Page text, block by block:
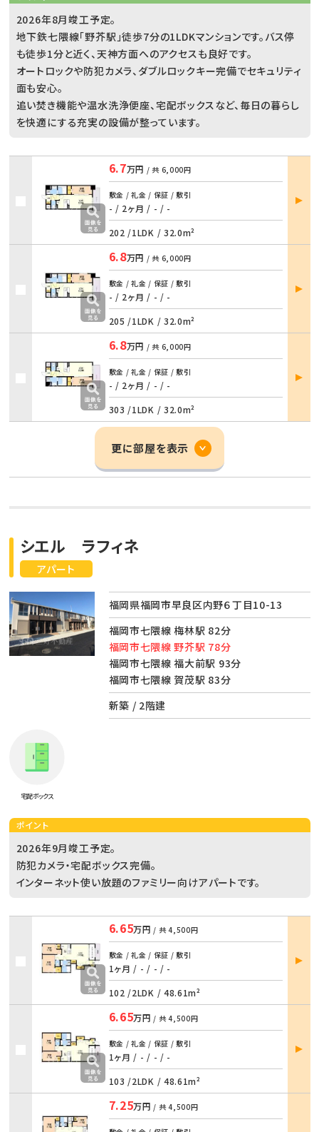
2026年8月竣工予定。
地下鉄七隈線「野芥駅」徒歩7分の1LDKマンションです。バス停
も徒歩1分と近く、天神方面へのアクセスも良好です。
オートロックや防犯カメラ、ダブルロックキー完備でセキュリティ
面も安心。
追い焚き機能や温水洗浄便座、宅配ボックスなど、毎日の暮らし
を快適にする充実の設備が整っています。
6.7万円 / 共 6,000円
敷金 / 礼金 / 保証 / 敷引
- / 2ヶ月 / - / -
202 /1LDK / 32.0m²
部屋
詳細
6.8万円 / 共 6,000円
敷金 / 礼金 / 保証 / 敷引
- / 2ヶ月 / - / -
205 /1LDK / 32.0m²
部屋
詳細
6.8万円 / 共 6,000円
敷金 / 礼金 / 保証 / 敷引
- / 2ヶ月 / - / -
303 /1LDK / 32.0m²
部屋
詳細
更に部屋を表示
アパート
シエル ラフィネ
福岡県福岡市早良区内野６丁目10-13
福岡市七隈線 梅林駅 82分
福岡市七隈線 野芥駅 78分
福岡市七隈線 福大前駅 93分
福岡市七隈線 賀茂駅 83分
新築 / 2階建
宅配ボックス
ポイント
2026年9月竣工予定。
防犯カメラ・宅配ボックス完備。
インターネット使い放題のファミリー向けアパートです。
6.65万円 / 共4,500円
敷金 / 礼金 / 保証 / 敷引
1ヶ月 / - / - / -
102 /2LDK / 48.61m²
部屋
詳細
6.65万円 / 共4,500円
敷金 / 礼金 / 保証 / 敷引
1ヶ月 / - / - / -
103 /2LDK / 48.61m²
部屋
詳細
7.25万円 / 共4,500円